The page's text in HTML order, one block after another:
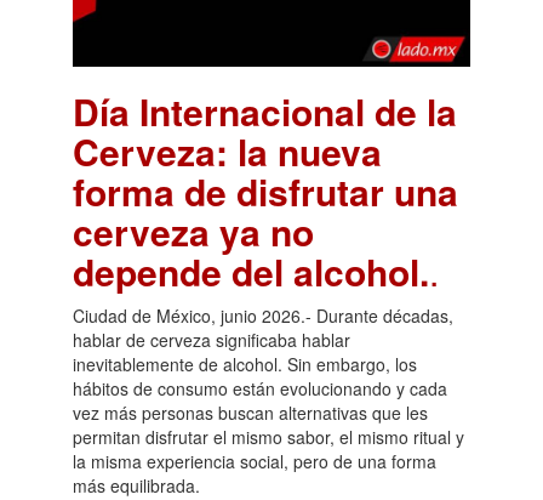
Día Internacional de la
Cerveza: la nueva
forma de disfrutar una
cerveza ya no
depende del alcohol..
Ciudad de México, junio 2026.- Durante décadas,
hablar de cerveza significaba hablar
inevitablemente de alcohol. Sin embargo, los
hábitos de consumo están evolucionando y cada
vez más personas buscan alternativas que les
permitan disfrutar el mismo sabor, el mismo ritual y
la misma experiencia social, pero de una forma
más equilibrada.